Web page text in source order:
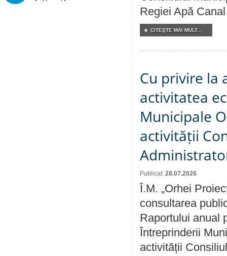
Regiei Apă
CITEŞTE MAI MULT...
Cu privire la
activitatea
Municipale
activității
Publicat: 28.07.2026
Î.M. „Orhei
consultarea
Raportului anual
Întreprinderii
activității